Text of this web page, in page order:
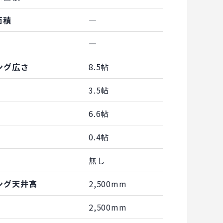
積
―
―
グ広さ
8.5帖
3.5帖
6.6帖
0.4帖
無し
グ天井高
2,500mm
2,500mm